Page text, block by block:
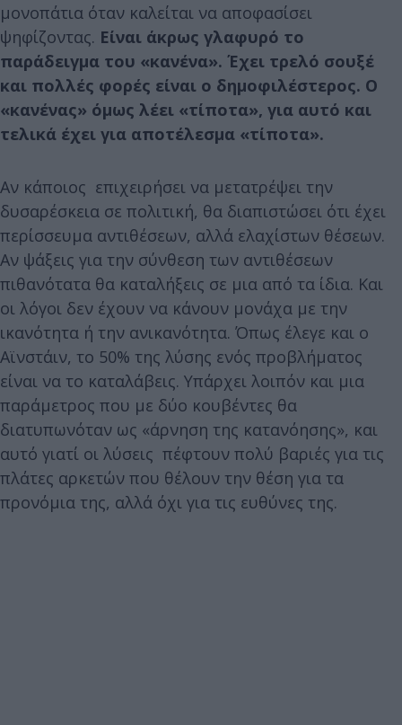
μονοπάτια όταν καλείται να αποφασίσει
ψηφίζοντας. Είναι άκρως γλαφυρό το
παράδειγμα του «κανένα». Έχει τρελό σουξέ
και πολλές φορές είναι ο δημοφιλέστερος. Ο
«κανένας» όμως λέει «τίποτα», για αυτό και
τελικά έχει για αποτέλεσμα «τίποτα».
Αν κάποιος επιχειρήσει να μετατρέψει την
δυσαρέσκεια σε πολιτική, θα διαπιστώσει ότι έχει
περίσσευμα αντιθέσεων, αλλά ελαχίστων θέσεων.
Αν ψάξεις για την σύνθεση των αντιθέσεων
πιθανότατα θα καταλήξεις σε μια από τα ίδια. Και
οι λόγοι δεν έχουν να κάνουν μονάχα με την
ικανότητα ή την ανικανότητα. Όπως έλεγε και ο
Αϊνστάιν, το 50% της λύσης ενός προβλήματος
είναι να το καταλάβεις. Υπάρχει λοιπόν και μια
παράμετρος που με δύο κουβέντες θα
διατυπωνόταν ως «άρνηση της κατανόησης», και
αυτό γιατί οι λύσεις πέφτουν πολύ βαριές για τις
πλάτες αρκετών που θέλουν την θέση για τα
προνόμια της, αλλά όχι για τις ευθύνες της.